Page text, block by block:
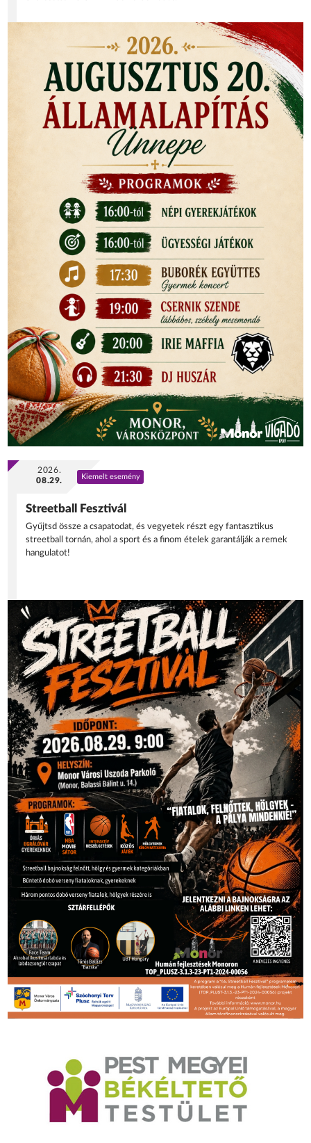
2026.
08.29.
Kiemelt esemény
Streetball Fesztivál
Gyűjtsd össze a csapatodat, és vegyetek részt egy fantasztikus
streetball tornán, ahol a sport és a finom ételek garantálják a remek
hangulatot!